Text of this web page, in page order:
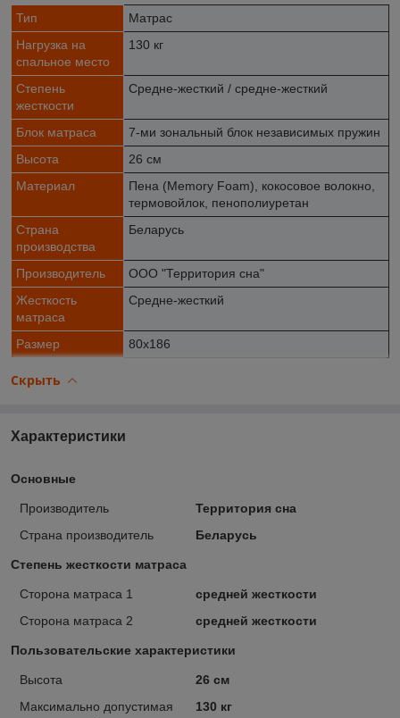
Тип
Матрас
Нагрузка на
спальное место
130 кг
Степень
жесткости
Средне-жесткий / средне-жесткий
Блок матраса
7-ми зональный блок независимых пружин
Высота
26 см
Материал
Пена (Memory Foam), кокосовое волокно,
термовойлок, пенополиуретан
Страна
производства
Беларусь
Производитель
ООО "Территория сна"
Жесткость
матраса
Средне-жесткий
Размер 80х186
Скрыть
Характеристики
Основные
Производитель
Территория сна
Страна производитель
Беларусь
Степень жесткости матраса
Сторона матраса 1
средней жесткости
Сторона матраса 2
средней жесткости
Пользовательские характеристики
Высота
26 см
Максимально допустимая
130 кг